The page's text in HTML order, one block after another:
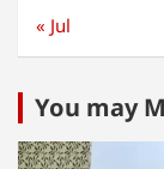
« Jul
You may